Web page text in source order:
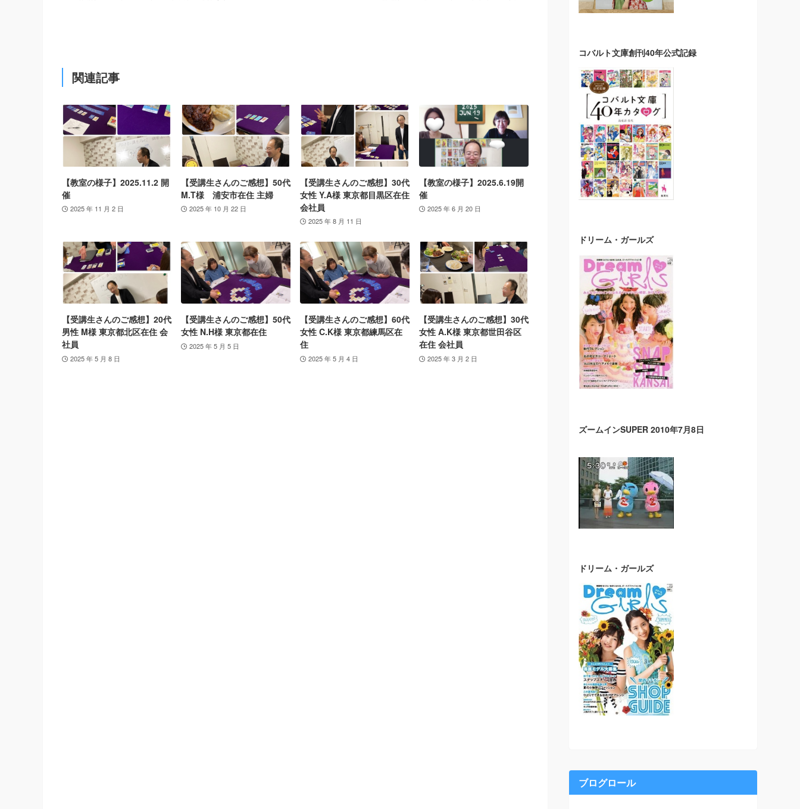
関連記事
【教室の様子】2025.11.2 開
催
2025 年 11 月 2 日
【受講生さんのご感想】50代
M.T様 浦安市在住 主婦
2025 年 10 月 22 日
【受講生さんのご感想】30代
女性 Y.A様 東京都目黒区在住
会社員
2025 年 8 月 11 日
【教室の様子】2025.6.19開
催
2025 年 6 月 20 日
【受講生さんのご感想】20代
男性 M様 東京都北区在住 会
社員
2025 年 5 月 8 日
【受講生さんのご感想】50代
女性 N.H様 東京都在住
2025 年 5 月 5 日
【受講生さんのご感想】60代
女性 C.K様 東京都練馬区在
住
2025 年 5 月 4 日
【受講生さんのご感想】30代
女性 A.K様 東京都世田谷区
在住 会社員
2025 年 3 月 2 日
コバルト文庫創刊40年公式記録
ドリーム・ガールズ
ズームインSUPER 2010年7月8日
ドリーム・ガールズ
ブログロール